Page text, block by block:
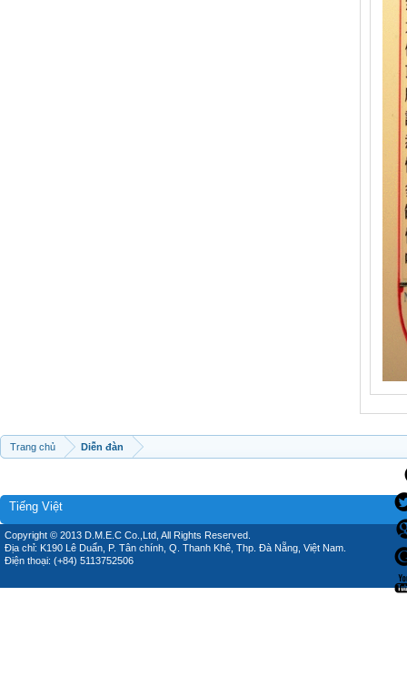
Trang chủ Diễn đàn
Tiếng Việt
Copyright © 2013 D.M.E.C Co.,Ltd, All Rights Reserved.
Địa chỉ: K190 Lê Duẩn, P. Tân chính, Q. Thanh Khê, Thp. Đà Nẵng, Việt Nam.
Điện thoại: (+84) 5113752506